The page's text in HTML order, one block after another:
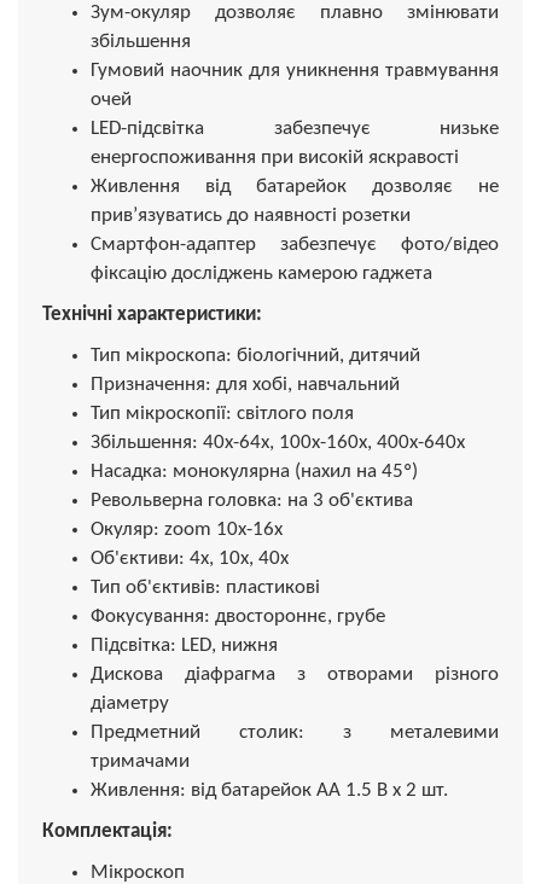
Зум-окуляр дозволяє плавно змінювати
збільшення
Гумовий наочник для уникнення травмування
очей
LED-підсвітка забезпечує низьке
енергоспоживання при високій яскравості
Живлення від батарейок дозволяє не
прив’язуватись до наявності розетки
Смартфон-адаптер забезпечує фото/відео
фіксацію досліджень камерою гаджета
Технічні характеристики:
Тип мікроскопа: біологічний, дитячий
Призначення: для хобі, навчальний
Тип мікроскопії: світлого поля
Збільшення: 40х-64х, 100х-160х, 400х-640х
Насадка: монокулярна (нахил на 45º)
Револьверна головка: на 3 об'єктива
Окуляр: zoom 10х-16x
Об'єктиви: 4х, 10х, 40х
Тип об'єктивів: пластикові
Фокусування: двостороннє, грубе
Підсвітка: LED, нижня
Дискова діафрагма з отворами різного
діаметру
Предметний столик: з металевими
тримачами
Живлення: від батарейок АА 1.5 В х 2 шт.
Комплектація:
Мікроскоп